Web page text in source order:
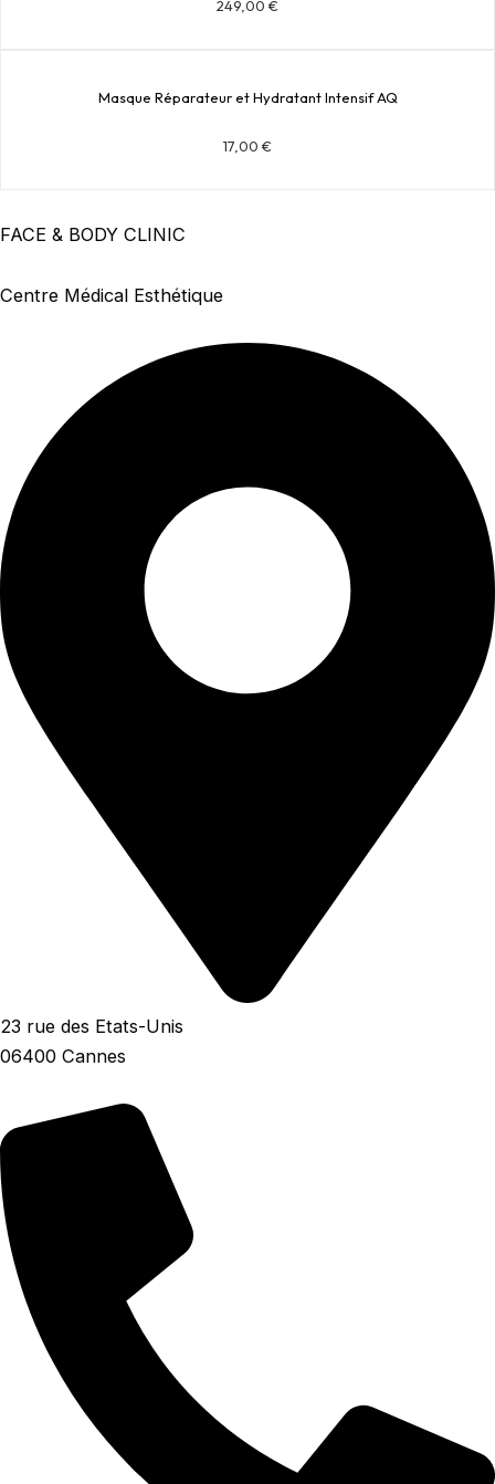
249,00 €
Masque Réparateur et Hydratant Intensif AQ
17,00 €
FACE & BODY CLINIC
Centre Médical Esthétique
23 rue des Etats-Unis
06400 Cannes